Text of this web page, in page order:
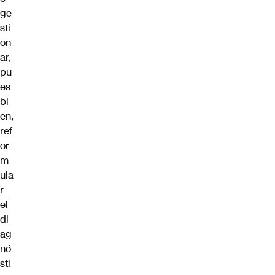
ge
sti
on
ar,
pu
es
bi
en,
ref
or
m
ula
r
el
di
ag
nó
sti